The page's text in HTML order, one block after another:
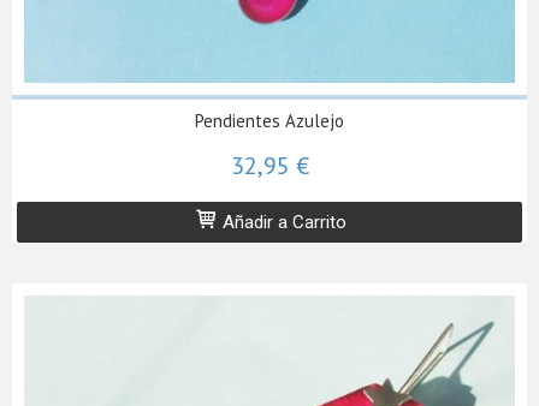
Pendientes Azulejo
32,95 €
Añadir a Carrito